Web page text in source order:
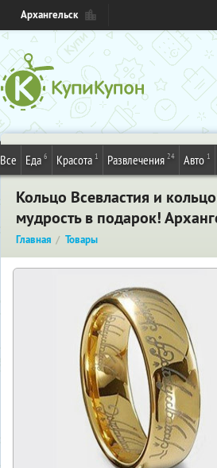
Архангельск
Все Еда 6 Красота 1 Развлечения 24 Авто 1
Кольцо Всевластия и
мудрость в подарок!
Главная Товары